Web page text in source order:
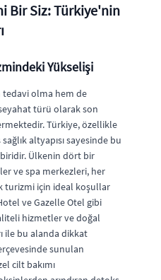
Bir Siz: Türkiye'nin
Yükselişi
tedavi olma hem de
türü olarak son
Türkiye, özellikle
altyapısı sayesinde bu
Ülkenin dört bir
ve spa merkezleri, her
turizmi için ideal koşullar
ve Gazelle Otel gibi
hizmetler ve doğal
ile bu alanda dikkat
sunulan
cilt bakımı